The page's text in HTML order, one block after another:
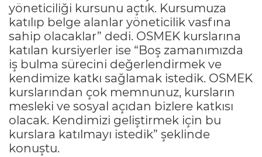
yöneticiliği kursunu açtık. Kursumuza
katılıp belge alanlar yöneticilik vasfına
sahip olacaklar” dedi. OSMEK kurslarına
katılan kursiyerler ise “Boş zamanımızda
iş bulma sürecini değerlendirmek ve
kendimize katkı sağlamak istedik. OSMEK
kurslarından çok memnunuz, kursların
mesleki ve sosyal açıdan bizlere katkısı
olacak. Kendimizi geliştirmek için bu
kurslara katılmayı istedik” şeklinde
konuştu.